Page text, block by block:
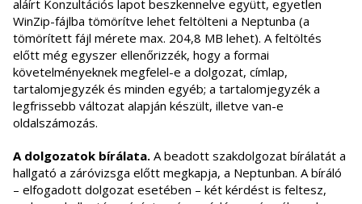
aláírt Konzultációs lapot beszkennelve együtt, egyetlen
WinZip-fájlba tömörítve lehet feltölteni a Neptunba (a
tömörített fájl mérete max. 204,8 MB lehet). A feltöltés
előtt még egyszer ellenőrizzék, hogy a formai
követelményeknek megfelel-e a dolgozat, címlap,
tartalomjegyzék és minden egyéb; a tartalomjegyzék a
legfrissebb változat alapján készült, illetve van-e
oldalszámozás.
A dolgozatok bírálata. A beadott szakdolgozat bírálatát a
hallgató a záróvizsga előtt megkapja, a Neptunban. A bíráló
– elfogadott dolgozat esetében – két kérdést is feltesz,